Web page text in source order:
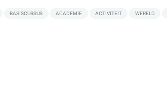
BASISCURSUS ACADEMIE ACTIVITEIT WERELD